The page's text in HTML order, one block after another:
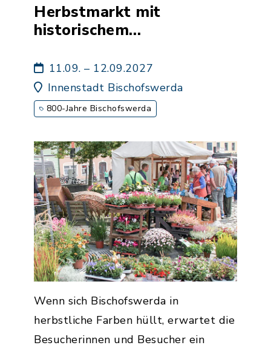
Herbstmarkt mit
historischem
Biermeile
11.09. – 12.09.2027
Innenstadt Bischofswerda
800-Jahre Bischofswerda
Wenn sich Bischofswerda in
herbstliche Farben hüllt, erwartet die
Besucherinnen und Besucher ein